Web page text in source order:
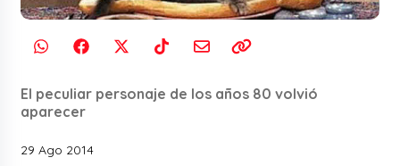
El peculiar personaje de los años 80 volvió
aparecer
29 Ago 2014